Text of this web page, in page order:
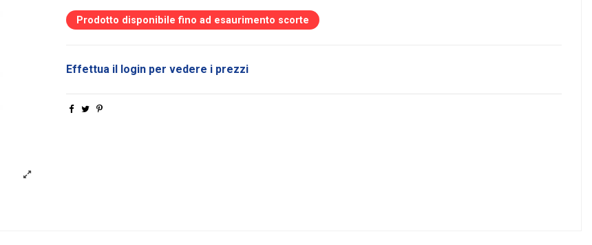
Prodotto disponibile fino ad esaurimento scorte
Effettua il login per vedere i prezzi